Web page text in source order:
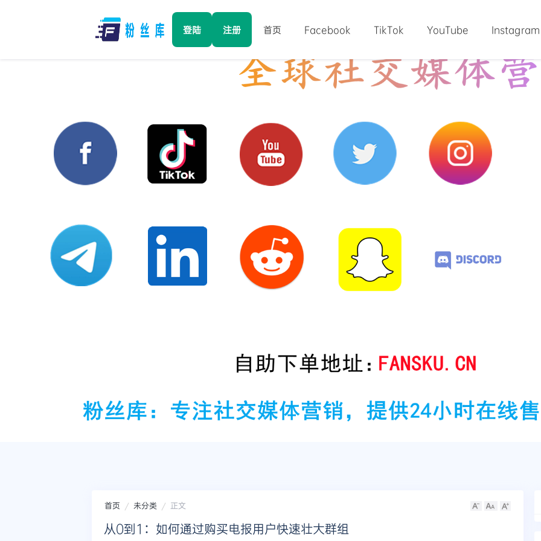
登陆 注册 首页 Facebook TikTok YouTube Instagram
首页 未分类 正文
从0到1：如何通过购买电报用户快速壮大群组